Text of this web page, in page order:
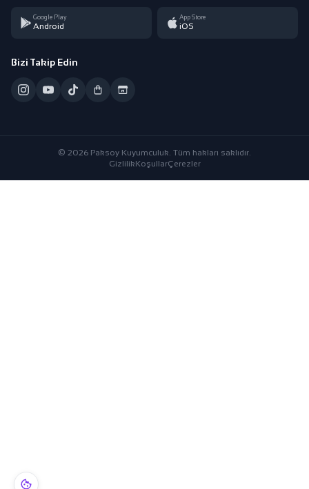
Google Play
Android
App Store
iOS
Bizi Takip Edin
© 2026 Paksoy Kuyumculuk. Tüm hakları saklıdır.
GizlilikKoşullarÇerezler